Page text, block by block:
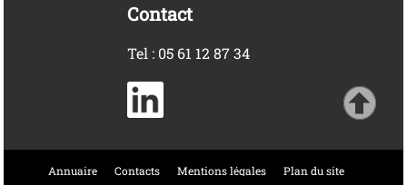
Contact
Tel : 05 61 12 87 34
Annuaire Contacts Mentions légales Plan du site